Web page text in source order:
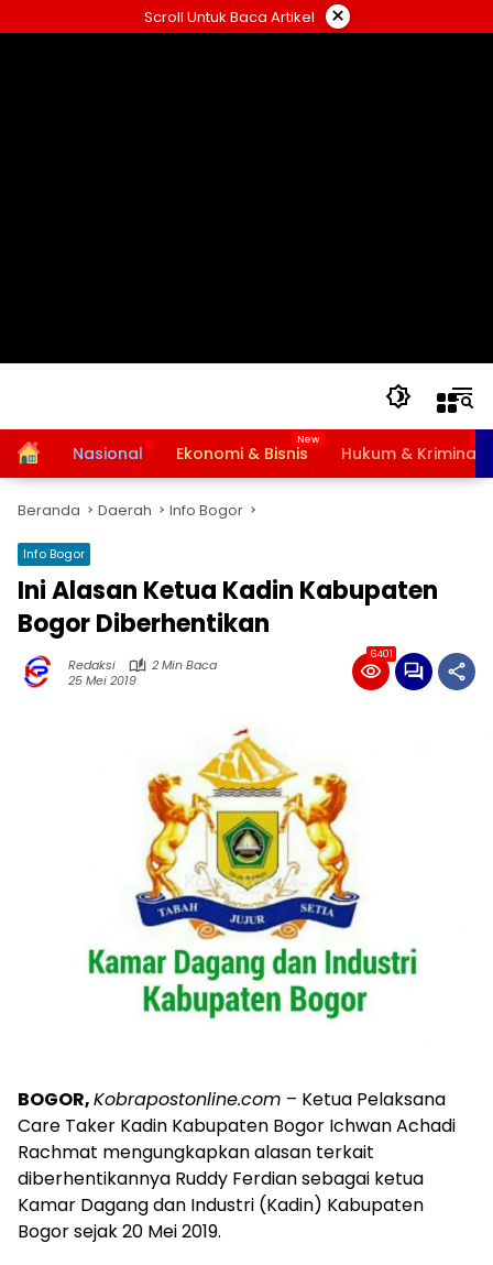
ke
Scroll Untuk Baca Artikel ×
HomeNasional Ekonomi & Bisnis Hukum & Kriminal
Beranda Daerah Info Bogor
Info Bogor
Ini Alasan Ketua Kadin Kabupaten
Bogor Diberhentikan
Redaksi
2 Min Baca
25 Mei 2019
6401
BOGOR,Kobrapostonline.com – Ketua Pelaksana
Care Taker Kadin Kabupaten Bogor Ichwan Achadi
Rachmat mengungkapkan alasan terkait
diberhentikannya Ruddy Ferdian sebagai ketua
Kamar Dagang dan Industri (Kadin) Kabupaten
Bogor sejak 20 Mei 2019.